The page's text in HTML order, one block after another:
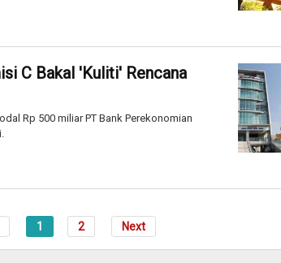
C Bakal 'Kuliti' Rencana
Rp 500 miliar PT Bank Perekonomian
1 2 Next